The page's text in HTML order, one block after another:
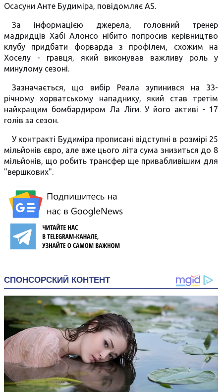
Осасуни Анте Будиміра, повідомляє AS.
За інформацією джерела, головний тренер
мадридців Хабі Алонсо нібито попросив керівництво
клубу придбати форварда з профілем, схожим на
Хоселу - гравця, який виконував важливу роль у
минулому сезоні.
Зазначається, що вибір Реала зупинився на 33-
річному хорватському нападнику, який став третім
найкращим бомбардиром Ла Ліги. У його активі - 17
голів за сезон.
У контракті Будиміра прописані відступні в розмірі 25
мільйонів євро, але вже цього літа сума знизиться до 8
мільйонів, що робить трансфер ще привабливішим для
"вершкових".